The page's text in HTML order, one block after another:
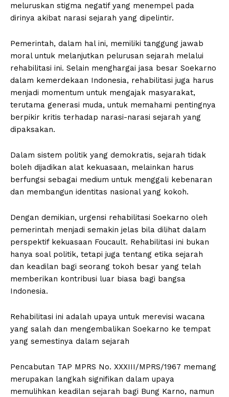
meluruskan stigma negatif yang menempel pada
dirinya akibat narasi sejarah yang dipelintir.
Pemerintah, dalam hal ini, memiliki tanggung jawab
moral untuk melanjutkan pelurusan sejarah melalui
rehabilitasi ini. Selain menghargai jasa besar Soekarno
dalam kemerdekaan Indonesia, rehabilitasi juga harus
menjadi momentum untuk mengajak masyarakat,
terutama generasi muda, untuk memahami pentingnya
berpikir kritis terhadap narasi-narasi sejarah yang
dipaksakan.
Dalam sistem politik yang demokratis, sejarah tidak
boleh dijadikan alat kekuasaan, melainkan harus
berfungsi sebagai medium untuk menggali kebenaran
dan membangun identitas nasional yang kokoh.
Dengan demikian, urgensi rehabilitasi Soekarno oleh
pemerintah menjadi semakin jelas bila dilihat dalam
perspektif kekuasaan Foucault. Rehabilitasi ini bukan
hanya soal politik, tetapi juga tentang etika sejarah
dan keadilan bagi seorang tokoh besar yang telah
memberikan kontribusi luar biasa bagi bangsa
Indonesia.
Rehabilitasi ini adalah upaya untuk merevisi wacana
yang salah dan mengembalikan Soekarno ke tempat
yang semestinya dalam sejarah
Pencabutan TAP MPRS No. XXXIII/MPRS/1967 memang
merupakan langkah signifikan dalam upaya
memulihkan keadilan sejarah bagi Bung Karno, namun